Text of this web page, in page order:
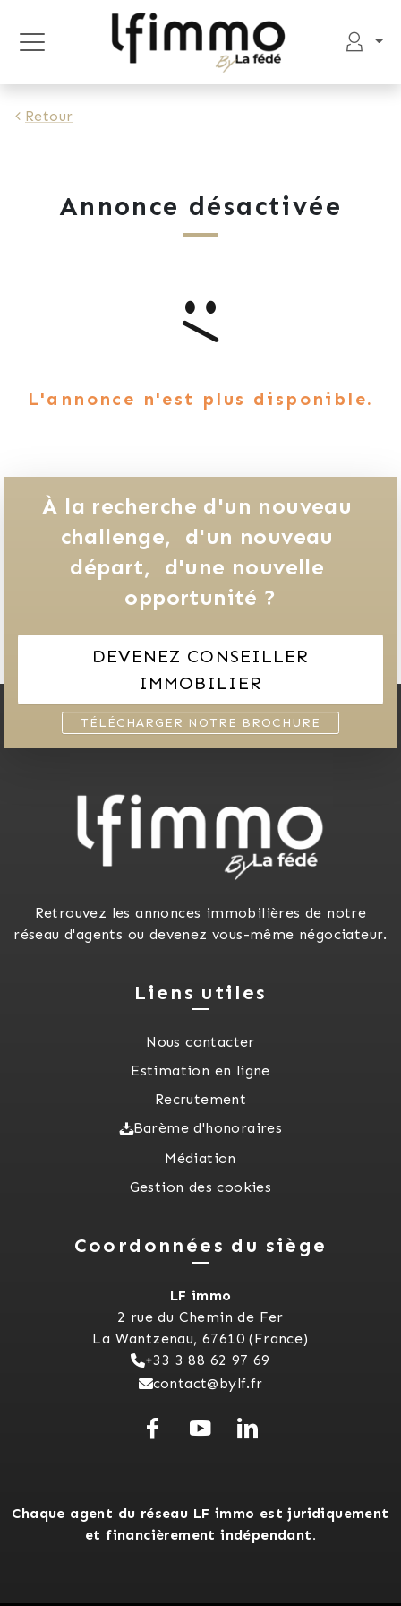
Retour
Annonce désactivée
L'annonce n'est plus disponible.
À la recherche d'un nouveau
challenge,
d'un nouveau
départ,
d'une nouvelle
opportunité ?
DEVENEZ CONSEILLER
IMMOBILIER
TÉLÉCHARGER NOTRE BROCHURE
Retrouvez les annonces immobilières de notre
réseau d'agents ou devenez vous-même négociateur.
Liens utiles
Nous contacter
Estimation en ligne
Recrutement
Barème d'honoraires
Médiation
Gestion des cookies
Coordonnées du siège
LF immo
2 rue du Chemin de Fer
La Wantzenau, 67610 (France)
+33 3 88 62 97 69
contact@bylf.fr
Chaque agent du réseau LF immo est juridiquement
et financièrement indépendant.